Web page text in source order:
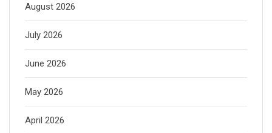
August 2026
July 2026
June 2026
May 2026
April 2026